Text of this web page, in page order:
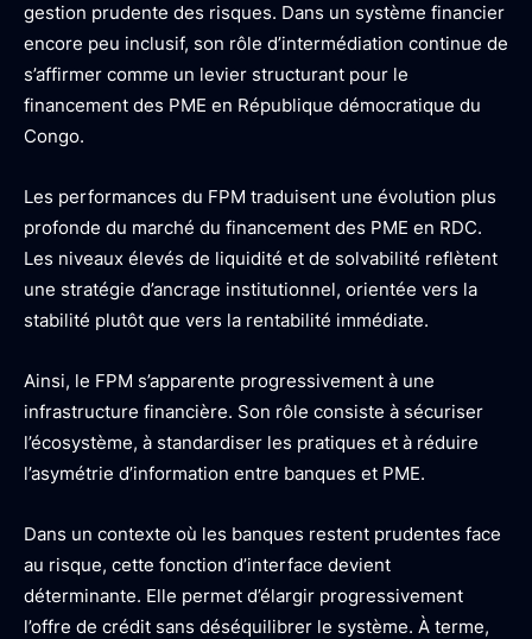
gestion prudente des risques. Dans un système financier
encore peu inclusif, son rôle d’intermédiation continue de
s’affirmer comme un levier structurant pour le
financement des PME en République démocratique du
Congo.
Les performances du FPM traduisent une évolution plus
profonde du marché du financement des PME en RDC.
Les niveaux élevés de liquidité et de solvabilité reflètent
une stratégie d’ancrage institutionnel, orientée vers la
stabilité plutôt que vers la rentabilité immédiate.
Ainsi, le FPM s’apparente progressivement à une
infrastructure financière. Son rôle consiste à sécuriser
l’écosystème, à standardiser les pratiques et à réduire
l’asymétrie d’information entre banques et PME.
Dans un contexte où les banques restent prudentes face
au risque, cette fonction d’interface devient
déterminante. Elle permet d’élargir progressivement
l’offre de crédit sans déséquilibrer le système. À terme,